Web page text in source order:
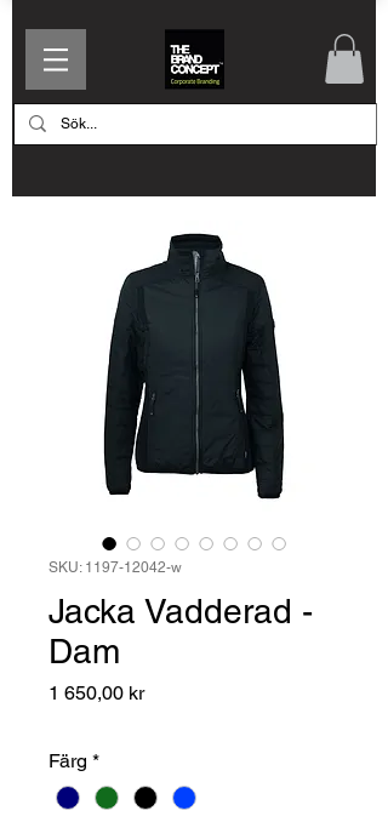
SKU: 1197-12042-w
Jacka Vadderad -
Dam
1 650,00 krPris
Färg *